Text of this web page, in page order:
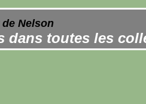
Nelson
dans toutes les